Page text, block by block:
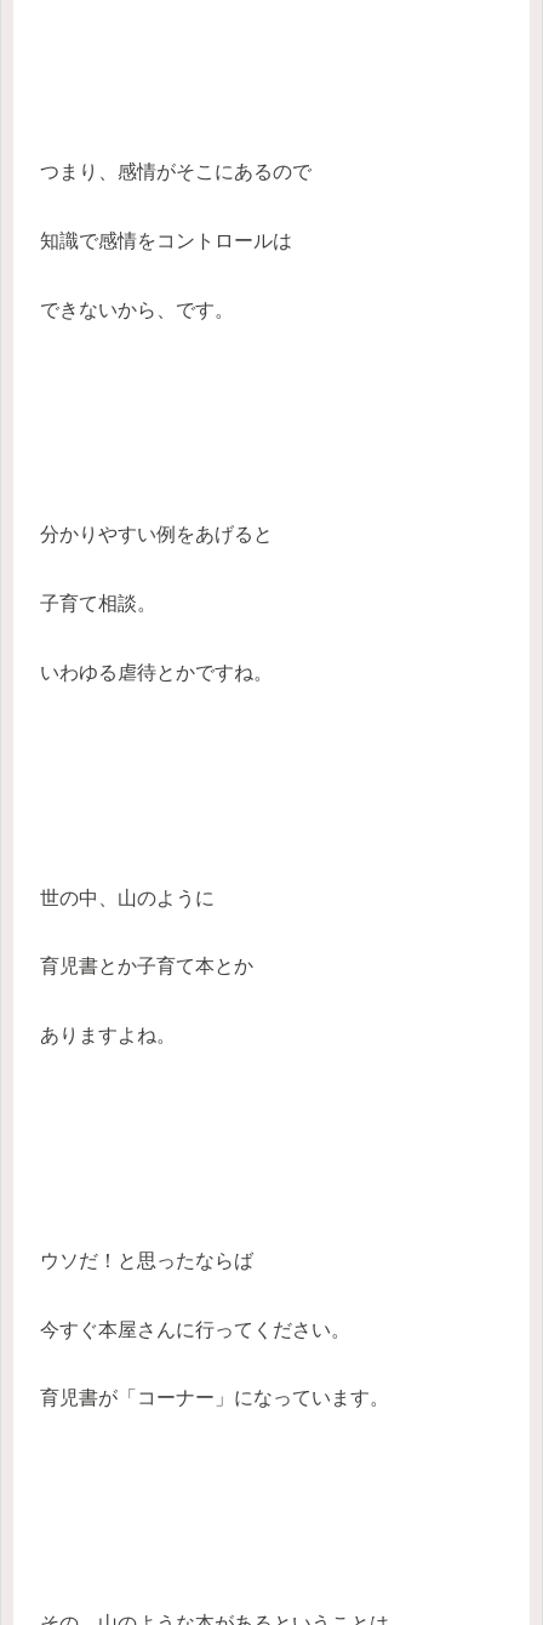
つまり、感情がそこにあるので
知識で感情をコントロールは
できないから、です。
分かりやすい例をあげると
子育て相談。
いわゆる虐待とかですね。
世の中、山のように
育児書とか子育て本とか
ありますよね。
ウソだ！と思ったならば
今すぐ本屋さんに行ってください。
育児書が「コーナー」になっています。